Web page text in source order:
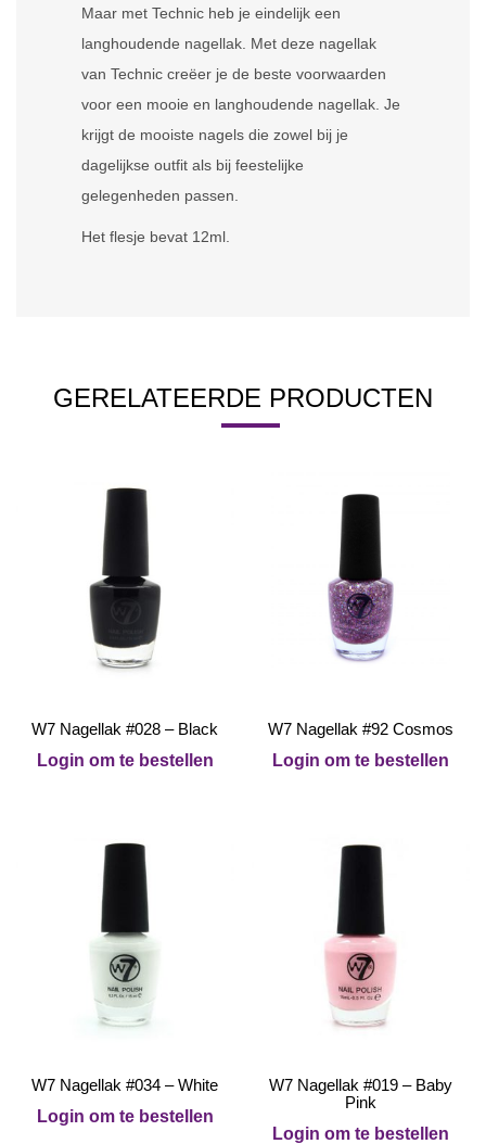
Maar met Technic heb je eindelijk een
langhoudende nagellak. Met deze nagellak
van Technic creëer je de beste voorwaarden
voor een mooie en langhoudende nagellak. Je
krijgt de mooiste nagels die zowel bij je
dagelijkse outfit als bij feestelijke
gelegenheden passen.
Het flesje bevat 12ml.
GERELATEERDE PRODUCTEN
W7 Nagellak #028 – Black
Login om te bestellen
W7 Nagellak #92 Cosmos
Login om te bestellen
W7 Nagellak #034 – White
Login om te bestellen
W7 Nagellak #019 – Baby
Pink
Login om te bestellen